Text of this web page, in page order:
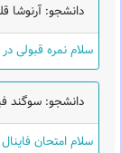
دانشجو: آرنوشا
سلام نمره قبولی در hb2 چنده؟؟
دانشجو: سوگند
سلام امتحان